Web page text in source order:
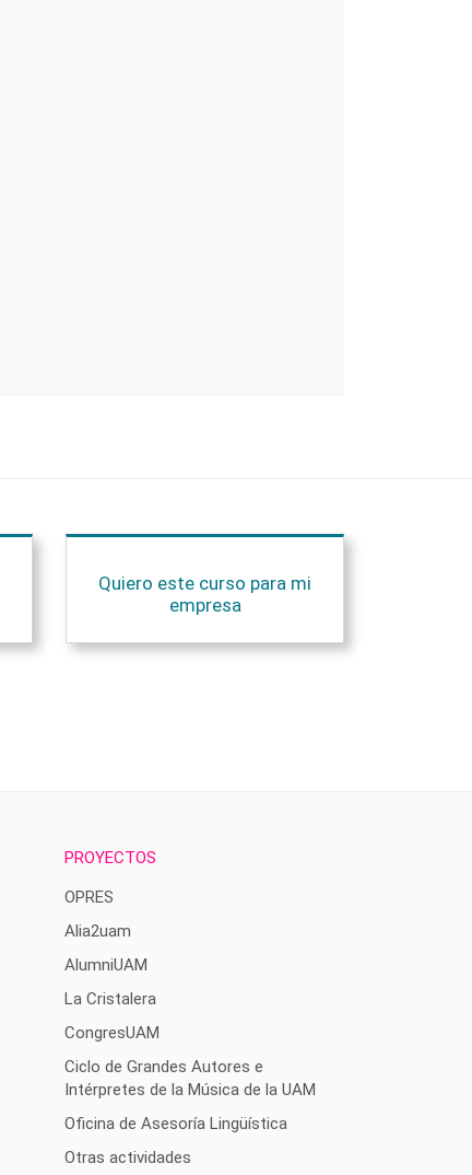
Quiero este curso para mi
empresa
PROYECTOS
OPRES
Alia2uam
AlumniUAM
La Cristalera
CongresUAM
Ciclo de Grandes Autores e
Intérpretes de la Música de la UAM
Oficina de Asesoría Lingüística
Otras actividades